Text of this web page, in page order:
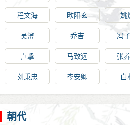
程文海 欧阳玄 姚
吴澄 乔吉 冯
卢挚 马致远 张
刘秉忠 岑安卿 白
朝代